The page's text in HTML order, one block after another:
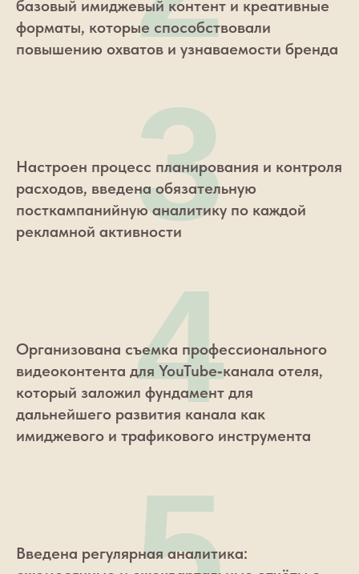
базовый имиджевый контент и креативные
форматы, которые способствовали
повышению охватов и узнаваемости бренда
Настроен процесс планирования и контроля
расходов, введена обязательную
посткампанийную аналитику по каждой
рекламной активности3
Организована съемка профессионального
видеоконтента для YouTube‑канала отеля,
который заложил фундамент для
дальнейшего развития канала как
имиджевого и трафикового инструмента
4
Введена регулярная аналитика: